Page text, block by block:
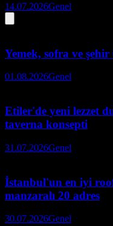
14.07.2026Genel
Yemek, sofra ve
01.08.2026Genel
Etiler'de yeni lezzet
taverna konsepti
31.07.2026Genel
İstanbul'un en iyi
manzaralı 20 adres
30.07.2026Genel